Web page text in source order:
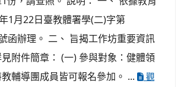
1月22日臺教體署學(二)字第
函辦理。 二、 旨揭工作坊重要資訊
附件簡章： (一) 參與對象：健體領
輔導團成員皆可報名參加。 ...
觀